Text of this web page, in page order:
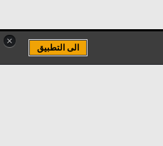
×
الى التطبيق